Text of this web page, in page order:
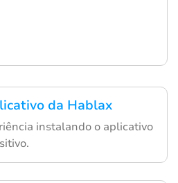
da Hablax
instalando o aplicativo